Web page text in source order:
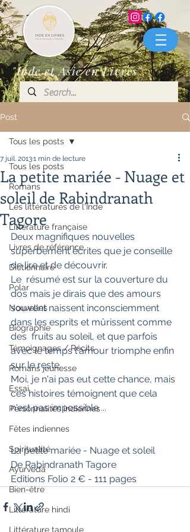
"Inde et Asie en Livres"
Post
Tous les posts
Romans
Les littératures de l'Inde
Littérature française
Livres de référence
Dictionnaire
Polar
Nouvelles
Biographie
Témoignages / Récits
Romans jeunesse
Essai
Personnalités indiennes
Fêtes indiennes
Spiritualité
Ayurveda
Bien-être
Littérature hindi
Littérature tamoule
Tous les posts
La petite mariée - Nuage et
soleil de Rabindranath
Tagore
7 juil. 20131 min de lecture
Deux magnifiques nouvelles
superbement écrites que je conseille
de lire et de découvrir.
Le  résumé est sur la couverture du
dos mais je dirais que des amours
souvent naissent inconsciemment
dans les esprits et mûrissent comme
des  fruits au soleil, et que parfois
avec le temps l'amour triomphe enfin
sur le reste.
Moi, je n'ai pas eut cette chance, mais
ces histoires témoignent que cela
n'est pas impossible ...
La petite mariée - Nuage et soleil
De Rabindranath Tagore
Editions Folio 2 € - 111 pages